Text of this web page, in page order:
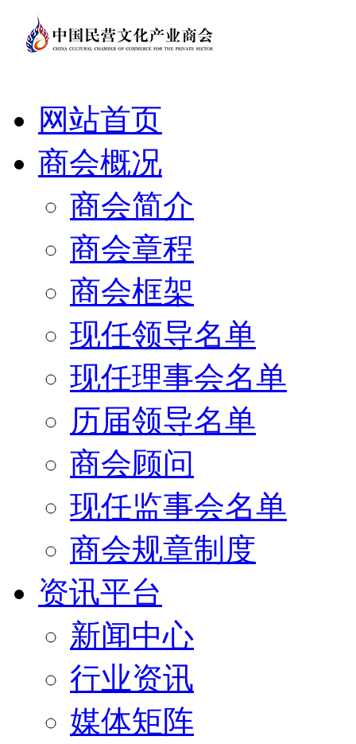
网站首页
商会概况
商会简介
商会章程
商会框架
现任领导名单
现任理事会名单
历届领导名单
商会顾问
现任监事会名单
商会规章制度
资讯平台
新闻中心
行业资讯
媒体矩阵